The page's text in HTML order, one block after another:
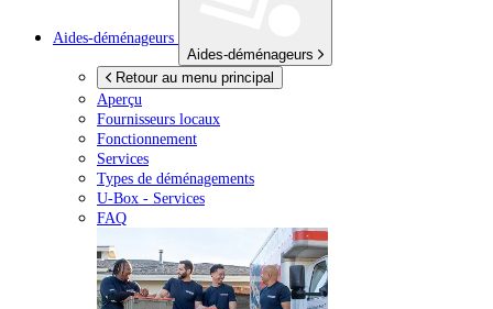
Aides-déménageurs
Aides-déménageurs
Retour au menu principal
Aperçu
Fournisseurs locaux
Fonctionnement
Services
Types de déménagements
U-Box - Services
FAQ